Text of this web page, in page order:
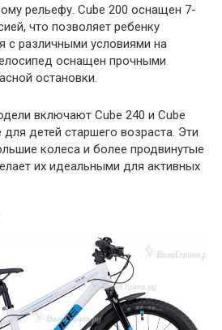
рельефу. Cube 200 оснащен 7-
что позволяет ребенку
с различными условиями на
оснащен прочными
остановки.
включают Cube 240 и Cube
детей старшего возраста. Эти
колеса и более продвинутые
их идеальными для активных